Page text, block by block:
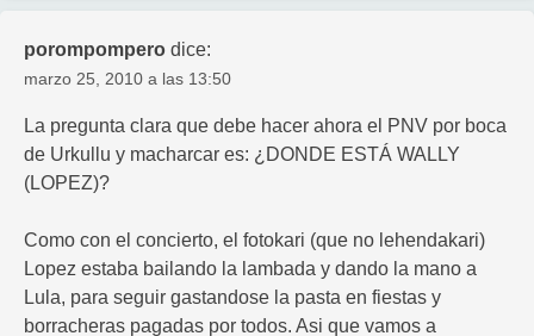
porompompero dice:
marzo 25, 2010 a las 13:50
La pregunta clara que debe hacer ahora el PNV por boca
de Urkullu y macharcar es: ¿DONDE ESTÁ WALLY
(LOPEZ)?
Como con el concierto, el fotokari (que no lehendakari)
Lopez estaba bailando la lambada y dando la mano a
Lula, para seguir gastandose la pasta en fiestas y
borracheras pagadas por todos. Asi que vamos a